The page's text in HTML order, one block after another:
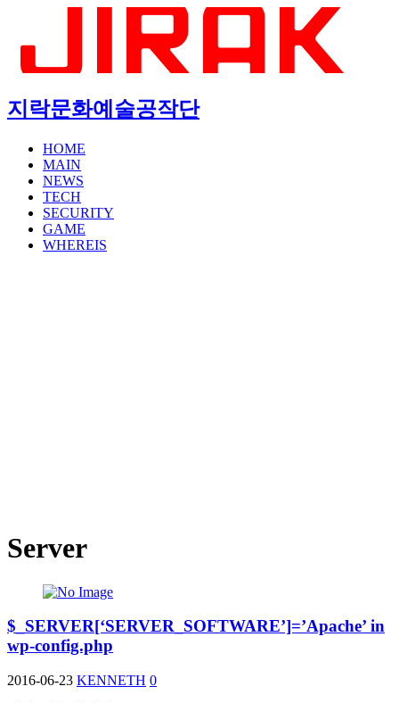
지락문화예술공작단
HOME
MAIN
NEWS
TECH
SECURITY
GAME
WHEREIS
Server
$_SERVER[‘SERVER_SOFTWARE’]=’Apache’ in
wp-config.php
2016-06-23 KENNETH 0